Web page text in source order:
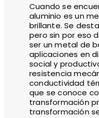
Cuando se
aluminio es un
brillante. Se
pero sin por eso
ser un metal de
aplicaciones en
social y
resistencia
conductividad
que se conoce
transformación
transformación